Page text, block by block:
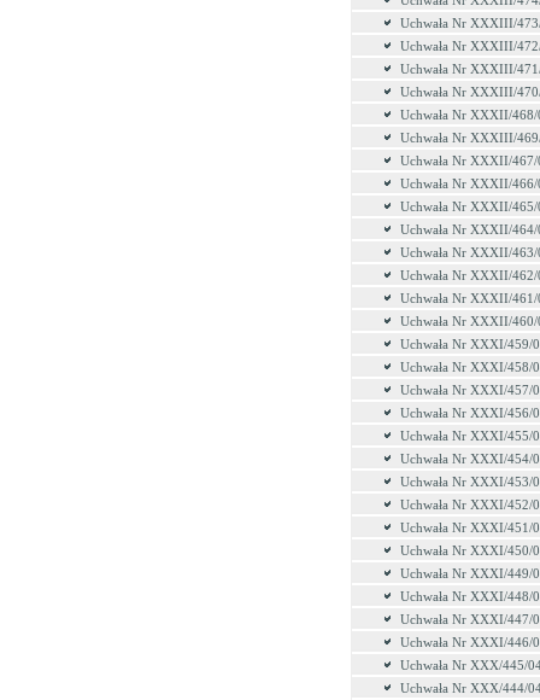
Uchwała Nr XXXIII/
Uchwała Nr XXXIII/
Uchwała Nr XXXIII/
Uchwała Nr XXXIII/
Uchwała Nr XXXII/468/
Uchwała Nr XXXIII/
Uchwała Nr XXXII/467/
Uchwała Nr XXXII/466/
Uchwała Nr XXXII/465/
Uchwała Nr XXXII/464/
Uchwała Nr XXXII/463/
Uchwała Nr XXXII/462/
Uchwała Nr XXXII/461/
Uchwała Nr XXXII/460/
Uchwała Nr XXXI/459/
Uchwała Nr XXXI/458/
Uchwała Nr XXXI/457/
Uchwała Nr XXXI/456/
Uchwała Nr XXXI/455/
Uchwała Nr XXXI/454/
Uchwała Nr XXXI/453/
Uchwała Nr XXXI/452/
Uchwała Nr XXXI/451/
Uchwała Nr XXXI/450/
Uchwała Nr XXXI/449/
Uchwała Nr XXXI/448/
Uchwała Nr XXXI/447/
Uchwała Nr XXXI/446/
Uchwała Nr XXX/445/
Uchwała Nr XXX/444/